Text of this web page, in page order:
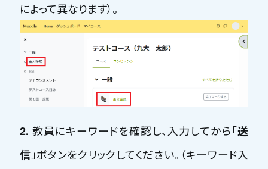
によって異なります）。
2. 教員にキーワードを確認し、入力してから「送
信 」ボタンをクリックしてください。（キーワード入